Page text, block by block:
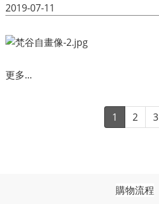
2019-07-11
更多...
1 2 3
購物流程